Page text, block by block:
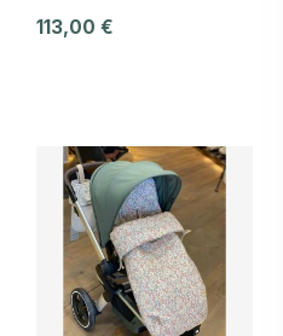
113,00 €